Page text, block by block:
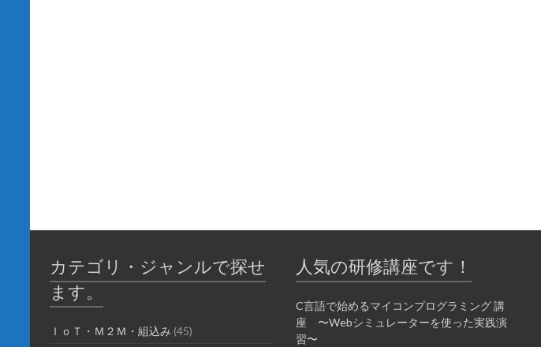
カテゴリ・ジャンルで探せ
ます。
ＩｏＴ・Ｍ２Ｍ・組込み (45)
人気の研修講座です！
C言語で始めるマイコンプログラミング 講
座 〜Webシミュレーターを使った実践演
習〜